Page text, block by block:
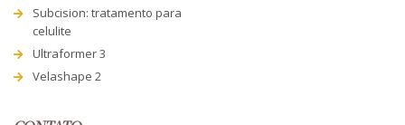
Subcision: tratamento para
celulite
Ultraformer 3
Velashape 2